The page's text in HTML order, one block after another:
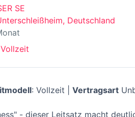
SE
Deutschland
:
Vollzeit
: Vollzeit | Vertragsart
- dieser Leitsatz macht